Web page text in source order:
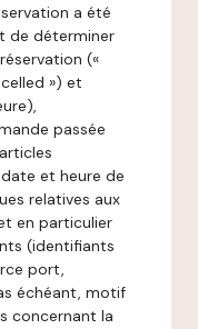
a été
de déterminer
(«
») et
passée
et heure de
relatives aux
en particulier
(identifiants
port,
échéant, motif
concernant la